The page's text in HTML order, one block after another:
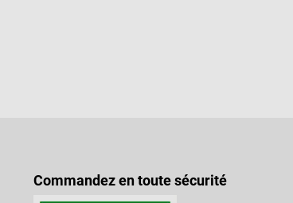
Commandez en toute sécurité